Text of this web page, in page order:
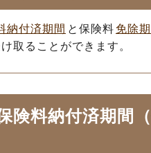
納付済期間 と保険料 免除
取ることができます。
険料納付済期間